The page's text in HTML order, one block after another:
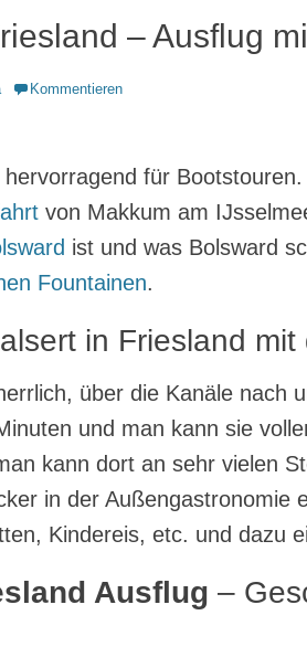
– Ausflug
Kommentieren
für
von Makkum am
ist und was Bolsward
Fountainen.
in Friesland
über die Kanäle nach
und man kann sie
kann dort an sehr vielen
in der Außengastronomie
Kindereis, etc. und dazu
Ausflug –